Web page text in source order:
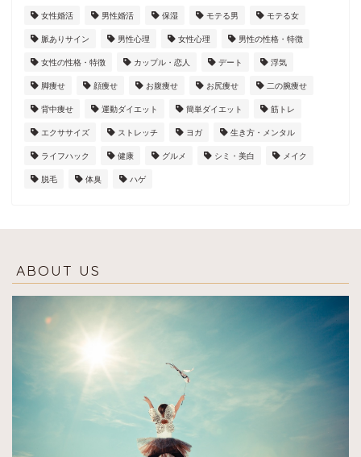
女性婚活 男性婚活 保湿 モテる男 モテる女
脈ありサイン 男性心理 女性心理 男性の性格・特徴
女性の性格・特徴 カップル・恋人 デート 浮気
脚痩せ 顔痩せ お腹痩せ お尻痩せ 二の腕痩せ
背中痩せ 運動ダイエット 簡単ダイエット 筋トレ
エクササイズ ストレッチ ヨガ 生き方・メンタル
ライフハック 健康 グルメ シミ・美白 メイク
脱毛 体臭 ハゲ
ABOUT US